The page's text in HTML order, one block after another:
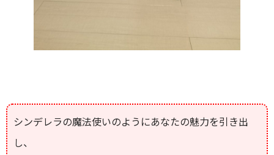
シンデレラの魔法使いのようにあなたの魅力を引き出
し、